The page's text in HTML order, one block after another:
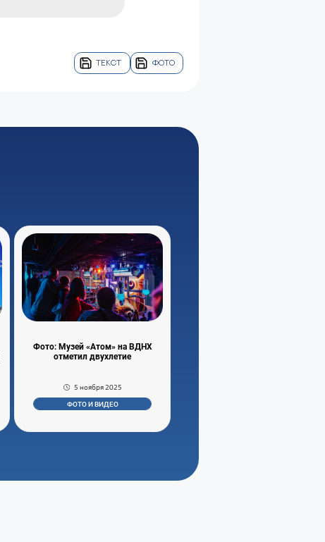
ТЕКСТ ФОТО
Фото: Музей «Атом» на ВДНХ
отметил двухлетие
5 ноября 2025
ФОТО И ВИДЕО